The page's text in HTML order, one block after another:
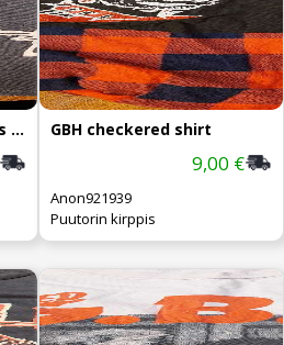
Napalm Death sleeveless tshirt GBH checkered shirt
9,00 €
Anon921939
Puutorin kirppis